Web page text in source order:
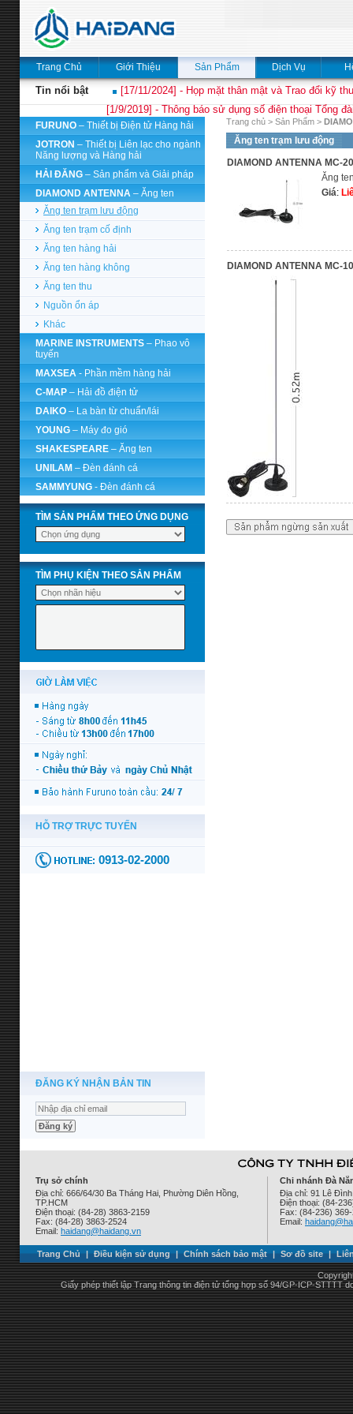
Trang Chủ Giới Thiệu Sản Phẩm Dịch Vụ
Tin nổi bật
[17/11/2024] - Họp mặt thân mật và Trao đổi kỹ
[1/9/2019] - Thông báo sử dụng số điện thoại Tổng
FURUNO – Thiết bị Điện tử Hàng hải
JOTRON – Thiết bị Liên lạc cho ngành
Năng lượng và Hàng hải
HẢI ĐĂNG – Sản phẩm và Giải pháp
DIAMOND ANTENNA – Ăng ten
Ăng ten trạm lưu động
Ăng ten trạm cố định
Ăng ten hàng hải
Ăng ten hàng không
Ăng ten thu
Nguồn ổn áp
Khác
MARINE INSTRUMENTS – Phao vô
tuyến
MAXSEA - Phần mềm hàng hải
C-MAP – Hải đồ điện tử
DAIKO – La bàn từ chuẩn/lái
YOUNG – Máy đo gió
SHAKESPEARE – Ăng ten
UNILAM – Đèn đánh cá
SAMMYUNG - Đèn đánh cá
TÌM SẢN PHẨM THEO ỨNG DỤNG
TÌM PHỤ KIỆN THEO SẢN PHẨM
ĐĂNG KÝ NHẬN BẢN TIN
Trang chủ > Sản Phẩm >
Ăng ten trạm lưu động
DIAMOND ANTENNA MC-
Ăng
Giá:
DIAMOND ANTENNA MC-
Trụ sở chính
Địa chỉ: 666/64/30 Ba Tháng Hai, Phường Diên Hồng,
TP.HCM
Điện thoại: (84-28) 3863-2159
Fax: (84-28) 3863-2524
Email: haidang@haidang.vn
Chi nhánh Đà
Địa chỉ: 91 Lê
Điện thoại: (84-
Fax: (84-236)
Email:
Trang Chủ | Điều kiện sử dụng | Chính sách bảo mật | Sơ đồ site |
Giấy phép thiết lập Trang thông tin điện tử tổng hợp số 94/GP-ICP-STTTT